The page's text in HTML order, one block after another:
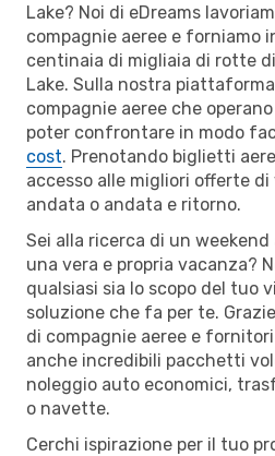
Lake? Noi di eDreams
compagnie aeree e forniamo
centinaia di migliaia di rotte
Lake. Sulla nostra
compagnie aeree che
poter confrontare in modo
cost. Prenotando biglietti
accesso alle migliori offerte di
andata o andata e ritorno.
Sei alla ricerca di un weekend
una vera e propria vacanza?
qualsiasi sia lo scopo del tuo
soluzione che fa per te.
di compagnie aeree e
anche incredibili pacchetti
noleggio auto economici,
o navette.
Cerchi ispirazione per il tuo